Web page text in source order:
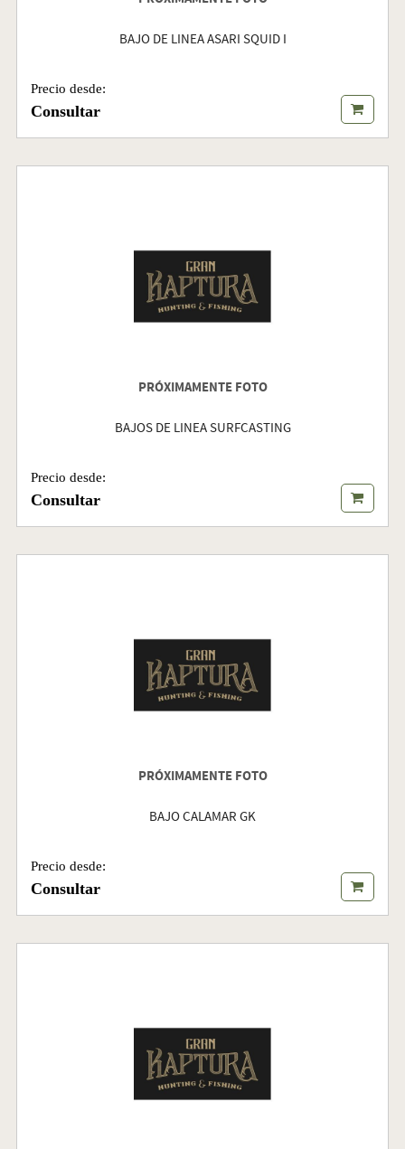
BAJO DE LINEA ASARI SQUID I
Precio desde:
Consultar
PRÓXIMAMENTE FOTO
BAJOS DE LINEA SURFCASTING
Precio desde:
Consultar
PRÓXIMAMENTE FOTO
BAJO CALAMAR GK
Precio desde:
Consultar